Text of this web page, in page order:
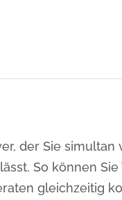
der Sie simultan
So können
gleichzeitig